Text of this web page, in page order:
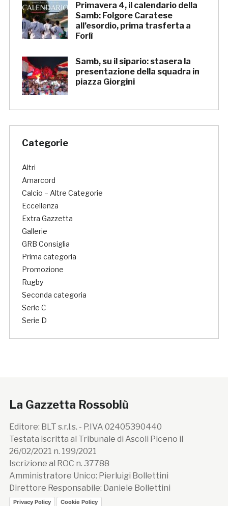
Primavera 4, il calendario della
Samb: Folgore Caratese
all’esordio, prima trasferta a
Forlì
Samb, su il sipario: stasera la
presentazione della squadra in
piazza Giorgini
Categorie
Altri
Amarcord
Calcio – Altre Categorie
Eccellenza
Extra Gazzetta
Gallerie
GRB Consiglia
Prima categoria
Promozione
Rugby
Seconda categoria
Serie C
Serie D
La Gazzetta Rossoblù
Editore: BLT s.r.l.s. - P.IVA 02405390440
Testata iscritta al Tribunale di Ascoli Piceno il
26/02/2021 n. 199/2021
Iscrizione al ROC n. 37788
Amministratore Unico: Pierluigi Bollettini
Direttore Responsabile: Daniele Bollettini
Privacy Policy Cookie Policy